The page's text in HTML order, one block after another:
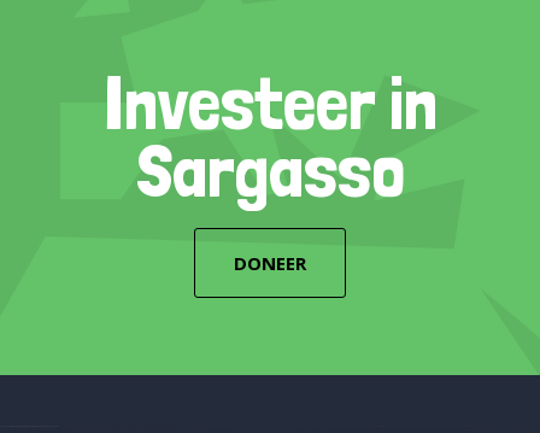
Investeer in
Sargasso
DONEER